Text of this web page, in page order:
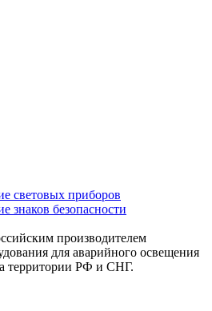
световых приборов
знаков безопасности
производителем
для аварийного освещения
территории РФ и СНГ.